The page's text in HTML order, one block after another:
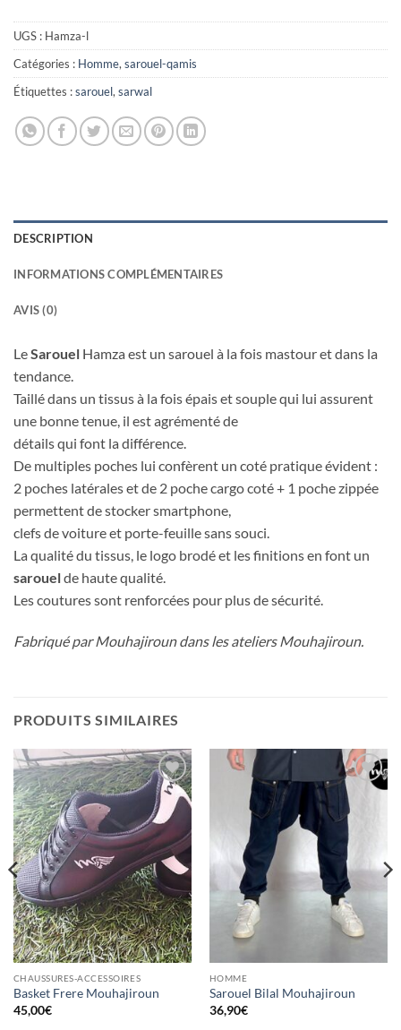
UGS : Hamza-l
Catégories : Homme, sarouel-qamis
Étiquettes :sarouel, sarwal
DESCRIPTION
INFORMATIONS COMPLÉMENTAIRES
AVIS (0)
LeSarouel Hamza est un sarouel à la fois mastour et dans la
tendance.
Taillé dans un tissus à la fois épais et souple qui lui assurent
une bonne tenue, il est agrémenté de
détails qui font la différence.
De multiples poches lui confèrent un coté pratique évident :
2 poches latérales et de 2 poche cargo coté + 1 poche zippée
permettent de stocker smartphone,
clefs de voiture et porte-feuille sans souci.
La qualité du tissus, le logo brodé et les finitions en font un
sarouelde haute qualité.
Les coutures sont renforcées pour plus de sécurité.
Fabriqué par Mouhajiroun dans les ateliers Mouhajiroun.
PRODUITS SIMILAIRES
Ajouter
à la liste
d’envies
CHAUSSURES-ACCESSOIRES
Basket Frere Mouhajiroun
45,00€
Ajouter
à la liste
d’envies
HOMME
Sarouel Bilal Mouhajiroun
36,90€